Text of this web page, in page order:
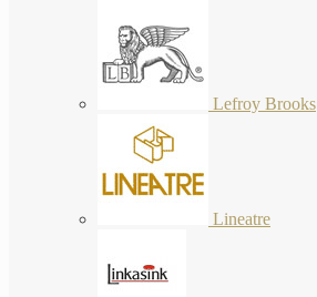
Lefroy Brooks
Lineatre